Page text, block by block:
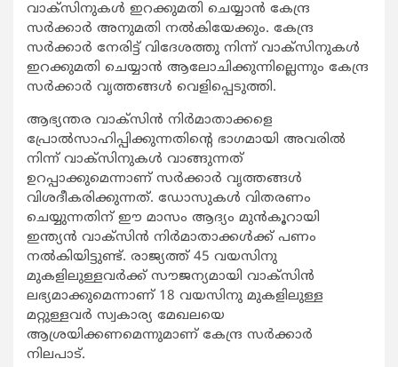
വാക്സിനുകള്‍ ഇറക്കുമതി ചെയ്യാന്‍ കേന്ദ്ര
സര്‍ക്കാര്‍ അനുമതി നല്‍കിയേക്കും. കേന്ദ്ര
സര്‍ക്കാര്‍ നേരിട്ട് വിദേശത്തു നിന്ന് വാക്സിനുകള്‍
ഇറക്കുമതി ചെയ്യാന്‍ ആലോചിക്കുന്നില്ലെന്നും കേന്ദ്ര
സര്‍ക്കാര്‍ വൃത്തങ്ങള്‍ വെളിപ്പെടുത്തി.
ആഭ്യന്തര വാക്സിന്‍ നിര്‍മാതാക്കളെ
പ്രോല്‍സാഹിപ്പിക്കുന്നതിന്‍റെ ഭാഗമായി അവരില്‍
നിന്ന് വാക്സിനുകള്‍ വാങ്ങുന്നത്
ഉറപ്പാക്കുമെന്നാണ് സര്‍ക്കാര്‍ വൃത്തങ്ങള്‍
വിശദീകരിക്കുന്നത്. ഡോസുകള്‍ വിതരണം
ചെയ്യുന്നതിന് ഈ മാസം ആദ്യം മുന്‍കൂറായി
ഇന്ത്യന്‍ വാക്സിന്‍ നിര്‍മാതാക്കള്‍ക്ക് പണം
നല്‍കിയിട്ടുണ്ട്. രാജ്യത്ത് 45 വയസിനു
മുകളിലുള്ളവര്‍ക്ക് സൗജന്യമായി വാക്സിന്‍
ലഭ്യമാക്കുമെന്നാണ് 18 വയസിനു മുകളിലുള്ള
മറ്റുള്ളവര്‍ സ്വകാര്യ മേഖലയെ
ആശ്രയിക്കണമെന്നുമാണ് കേന്ദ്ര സര്‍ക്കാര്‍
നിലപാട്.